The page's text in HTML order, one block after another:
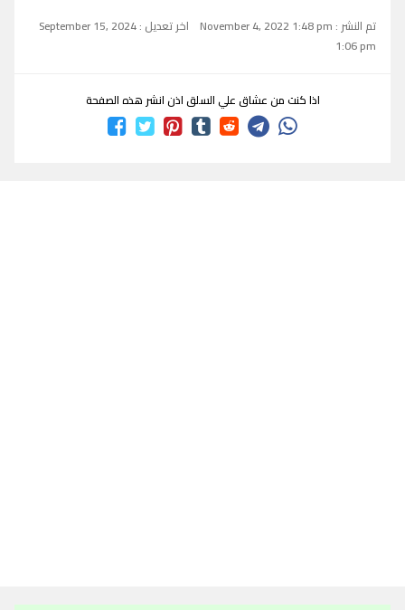
تم النشر : November 4, 2022 1:48 pm
اخر تعديل : September 15, 2024
1:06 pm
اذا كنت من عشاق علي السلق اذن انشر هذه الصفحة